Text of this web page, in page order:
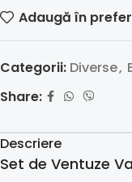
Adaugă în
Categorii: Diverse,
Share:
Descriere
Set de Ventuze